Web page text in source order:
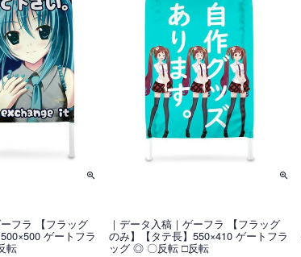
フラ 【フラッグ
ゲートフラ
転
｜データ入稿｜ゲーフラ 【フラッグ
のみ】【タテ長】550×410 ゲートフラ
ッグ ◎ 〇反転 □反転